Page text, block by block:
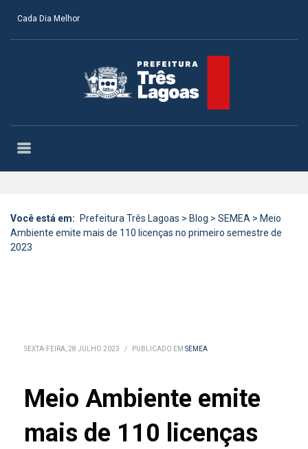
Cada Dia Melhor
Você está em: Prefeitura Três Lagoas > Blog > SEMEA > Meio
Ambiente emite mais de 110 licenças no primeiro semestre de
2023
SEXTA-FEIRA, 28 JULHO 2023 / PUBLICADO EM SEMEA
Meio Ambiente emite
mais de 110 licenças